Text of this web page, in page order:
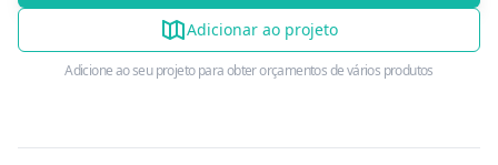
Adicionar ao projeto
Adicione ao seu projeto para obter orçamentos de vários produtos